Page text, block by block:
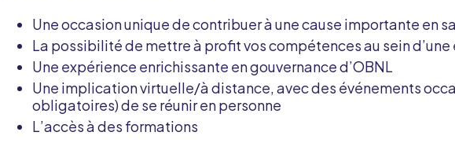
Une occasion unique de contribuer à une cause importante en
La possibilité de mettre à profit vos compétences au sein
Une expérience enrichissante en gouvernance d’OBNL
Une implication virtuelle/à distance, avec des événements
obligatoires) de se réunir en personne
L’accès à des formations